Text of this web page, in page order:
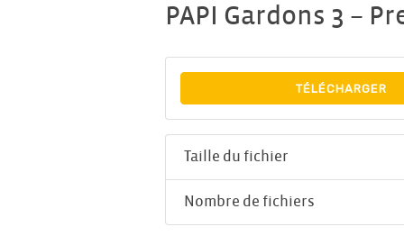
PAPI Gardons 3 –
TÉLÉCHARGER
Taille du fichier
Nombre de fichiers